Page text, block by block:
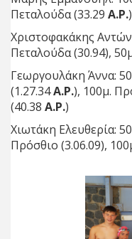
Πεταλούδα (33.29 Α.Ρ.
Χριστοφακάκης
Πεταλούδα (30.94),
Γεωργουλάκη Άννα:
(1.27.34Α.Ρ.), 100μ.
(40.38 Α.Ρ.)
Χιωτάκη Ελευθερία:
Πρόσθιο (3.06.09),